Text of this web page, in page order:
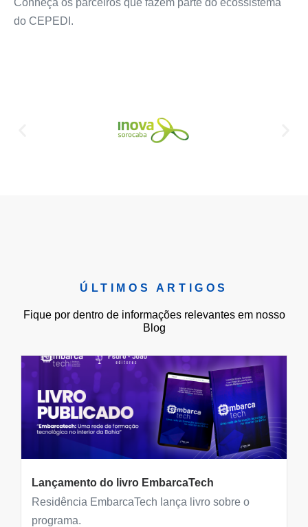
Conheça os parceiros que fazem parte do ecossistema
do CEPEDI.
ÚLTIMOS ARTIGOS
Fique por dentro de informações relevantes em nosso
Blog
Lançamento do livro EmbarcaTech
Residência EmbarcaTech lança livro sobre o
programa.